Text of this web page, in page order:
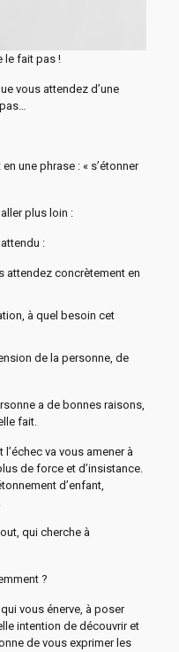
le fait pas !
vous attendez d’une
une phrase : « s’étonner
plus loin :
:
attendez concrètement en
à quel besoin cet
de la personne, de
a de bonnes raisons,
fait.
va vous amener à
de force et d’insistance.
d’enfant,
qui cherche à
?
vous énerve, à poser
intention de découvrir et
de vous exprimer les